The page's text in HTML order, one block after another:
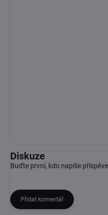
Diskuze
Buďte první, kdo napíše
Přidat komentář